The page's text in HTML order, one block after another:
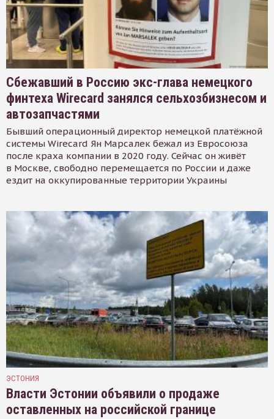
Сбежавший в Россию экс-глава немецкого
финтеха Wirecard занялся сельхозбизнесом и
автозапчастями
Бывший операционный директор немецкой платёжной
системы Wirecard Ян Марсалек бежал из Евросоюза
после краха компании в 2020 году. Сейчас он живёт
в Москве, свободно перемещается по России и даже
ездит на оккупированные территории Украины
ЭСТОНИЯ
Власти Эстонии объявили о продаже
оставленных на российской границе